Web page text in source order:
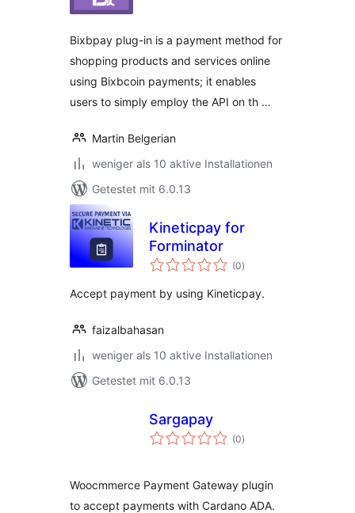
Bixbpay plug-in is a payment method for
shopping products and services online
using Bixbcoin payments; it enables
users to simply employ the API on th …
Martin Belgerian
weniger als 10 aktive Installationen
Getestet mit 6.0.13
Kineticpay for
Forminator
(0Bewertungen
insgesamt
)
Accept payment by using Kineticpay.
faizalbahasan
weniger als 10 aktive Installationen
Getestet mit 6.0.13
Sargapay
(0Bewertungen
insgesamt
)
Woocmmerce Payment Gateway plugin
to accept payments with Cardano ADA.